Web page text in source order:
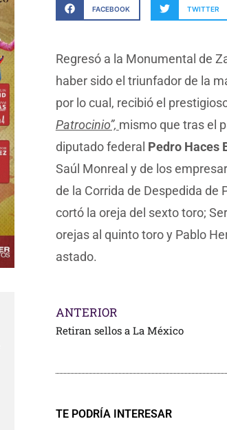
FACEBOOK TWITTER
Regresó a la Monumental de
haber sido el triunfador de la
por lo cual, recibió el
Patrocinio”, mismo que tras el
diputado federal Pedro Haces
Saúl Monreal y de los
de la Corrida de Despedida de
cortó la oreja del sexto toro;
orejas al quinto toro y Pablo
astado.
ANTERIOR
Retiran sellos a La México
TE PODRÍA INTERESAR